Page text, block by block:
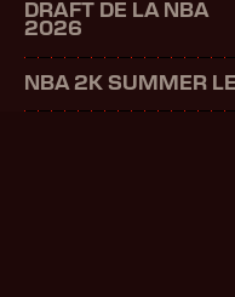
DRAFT DE LA NBA
2026
NBA 2K SUMMER